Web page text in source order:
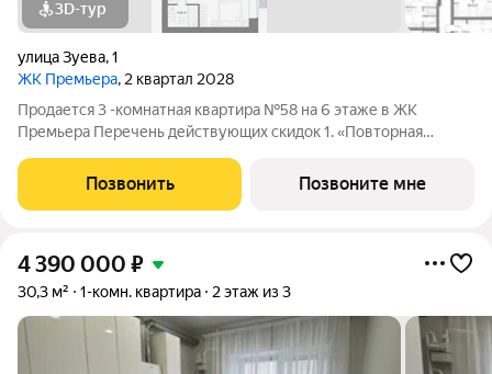
3D-тур
улица Зуева,1
ЖК Премьера, 2 квартал 2028
Продается 3 -комнатная квартира №58 на 6 этаже в ЖК
Премьера Перечень действующих скидок 1. «Повторная
2% 3. «Большой семье большая скидка» от 1% до 3% По
каждому виду скидок требуются
Позвонить Позвоните мне
4 390 000 ₽
30,3 м² 1-комн. квартира 2 этаж из 3